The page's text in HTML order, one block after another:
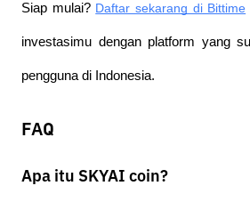
Siap mulai? Daftar sekarang di Bittime
investasimu dengan platform yang
pengguna di Indonesia.
FAQ
Apa itu SKYAI coin?